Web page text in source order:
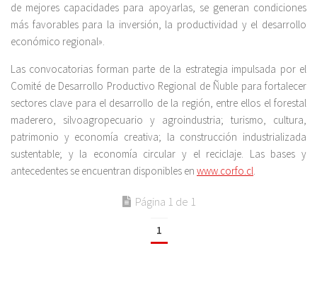
de mejores capacidades para apoyarlas, se generan condiciones
más favorables para la inversión, la productividad y el desarrollo
económico regional».
Las convocatorias forman parte de la estrategia impulsada por el
Comité de Desarrollo Productivo Regional de Ñuble para fortalecer
sectores clave para el desarrollo de la región, entre ellos el forestal
maderero, silvoagropecuario y agroindustria; turismo, cultura,
patrimonio y economía creativa; la construcción industrializada
sustentable; y la economía circular y el reciclaje. Las bases y
antecedentes se encuentran disponibles en www.corfo.cl.
Página 1 de 1
1